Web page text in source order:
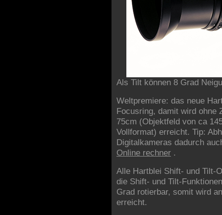
Als Tilt können 8 Grad
Weltpremiere: das neue
Focusring, damit wird ohne
75cm (Objektfeld von ca
Vollformat) erreicht. Tip:
Digitalkameras dadurch
Online rechner .
Alle Hartblei Shift- und Tilt-
die Shift- und Tilt-
Grad rotierbar, somit wird
erreicht.